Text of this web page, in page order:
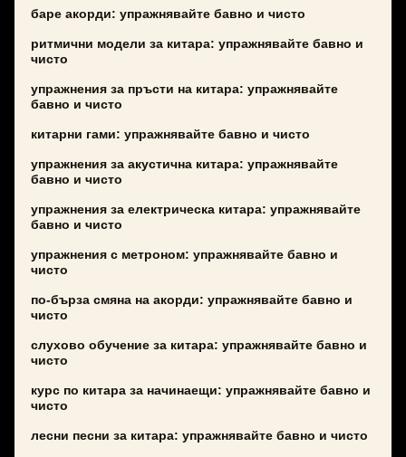
баре акорди: упражнявайте бавно и чисто
ритмични модели за китара: упражнявайте бавно и
чисто
упражнения за пръсти на китара: упражнявайте
бавно и чисто
китарни гами: упражнявайте бавно и чисто
упражнения за акустична китара: упражнявайте
бавно и чисто
упражнения за електрическа китара: упражнявайте
бавно и чисто
упражнения с метроном: упражнявайте бавно и
чисто
по-бърза смяна на акорди: упражнявайте бавно и
чисто
слухово обучение за китара: упражнявайте бавно и
чисто
курс по китара за начинаещи: упражнявайте бавно и
чисто
лесни песни за китара: упражнявайте бавно и чисто